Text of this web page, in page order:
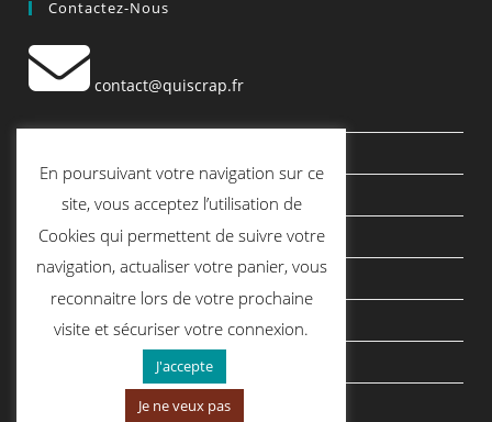
Contactez-Nous
contact@quiscrap.fr
Le Blog
Conditions générales de vente
Mentions légales
Politique de confidentialité
politique de cookies
En poursuivant votre navigation sur ce
site, vous acceptez l’utilisation de
Cookies qui permettent de suivre votre
navigation, actualiser votre panier, vous
reconnaitre lors de votre prochaine
visite et sécuriser votre connexion.
J'accepte
Je ne veux pas